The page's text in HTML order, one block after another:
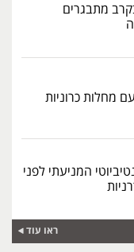
מתבגרים
מחלות כרוניות
המניעתי לפני
ראו עוד